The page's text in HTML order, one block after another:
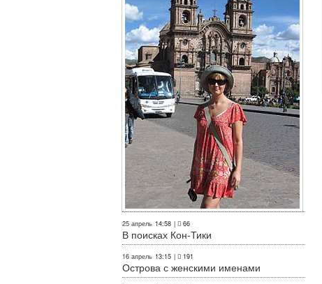
25 апрель 14:58 | 66
В поисках Кон-Тики
16 апрель 13:15 | 191
Острова с женскими именами